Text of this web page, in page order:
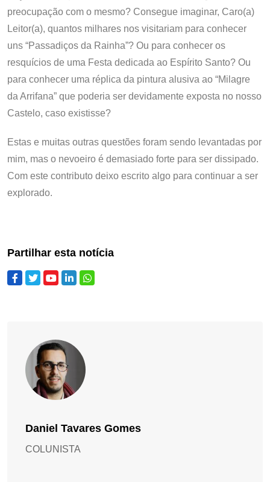
preocupação com o mesmo? Consegue imaginar, Caro(a)
Leitor(a), quantos milhares nos visitariam para conhecer
uns “Passadiços da Rainha”? Ou para conhecer os
resquícios de uma Festa dedicada ao Espírito Santo? Ou
para conhecer uma réplica da pintura alusiva ao “Milagre
da Arrifana” que poderia ser devidamente exposta no nosso
Castelo, caso existisse?
Estas e muitas outras questões foram sendo levantadas por
mim, mas o nevoeiro é demasiado forte para ser dissipado.
Com este contributo deixo escrito algo para continuar a ser
explorado.
Partilhar esta notícia
Daniel Tavares Gomes
COLUNISTA